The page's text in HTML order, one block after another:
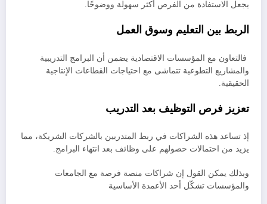
يجعل الاستفادة من الفرص أكثر سهولة ووضوحًا.
الربط بين التعليم وسوق العمل
فالتعاون مع المؤسسات الاقتصادية يضمن أن البرامج التدريبية
والمشاريع التطوعية تتماشى مع احتياجات القطاعات الإنتاجية
الحقيقية.
تعزيز فرص التوظيف بعد التدريب
إذ تساعد هذه الشراكات في ربط المتدربين بالشركات الشريكة، مما
يزيد من احتمالات حصولهم على وظائف بعد انتهاء البرامج.
وبذلك يمكن القول إن شراكات منصة فرصة مع الجامعات
والمؤسسات تشكّل أحد الأعمدة الأساسية